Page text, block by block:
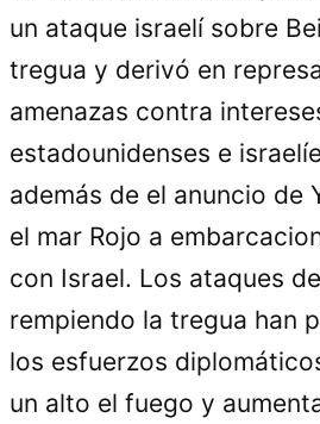
un ataque israelí sobre
tregua y derivó en
amenazas contra
estadounidenses e
además de el anuncio de
el mar Rojo a
con Israel. Los ataques
rempiendo la tregua han
los esfuerzos
un alto el fuego y